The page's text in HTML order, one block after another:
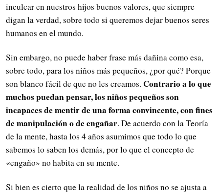
inculcar en nuestros hijos buenos valores, que siempre
digan la verdad, sobre todo si queremos dejar buenos seres
humanos en el mundo.
Sin embargo, no puede haber frase más dañina como esa,
sobre todo, para los niños más pequeños, ¿por qué? Porque
son blanco fácil de que no les creamos. Contrario a lo que
muchos puedan pensar, los niños pequeños son
incapaces de mentir de una forma convincente, con fines
de manipulación o de engañar. De acuerdo con la Teoría
de la mente, hasta los 4 años asumimos que todo lo que
sabemos lo saben los demás, por lo que el concepto de
«engaño» no habita en su mente.
Si bien es cierto que la realidad de los niños no se ajusta a